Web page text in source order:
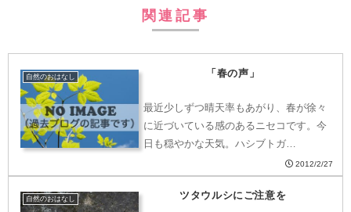
関連記事
自然のおはなし 「春の声」
最近少しずつ晴天率もあがり、春が徐々
に近づいている感のあるニセコです。今
日も穏やかな天気。ハシブトガ…
2012/2/27
自然のおはなし ツタウルシにご注意を